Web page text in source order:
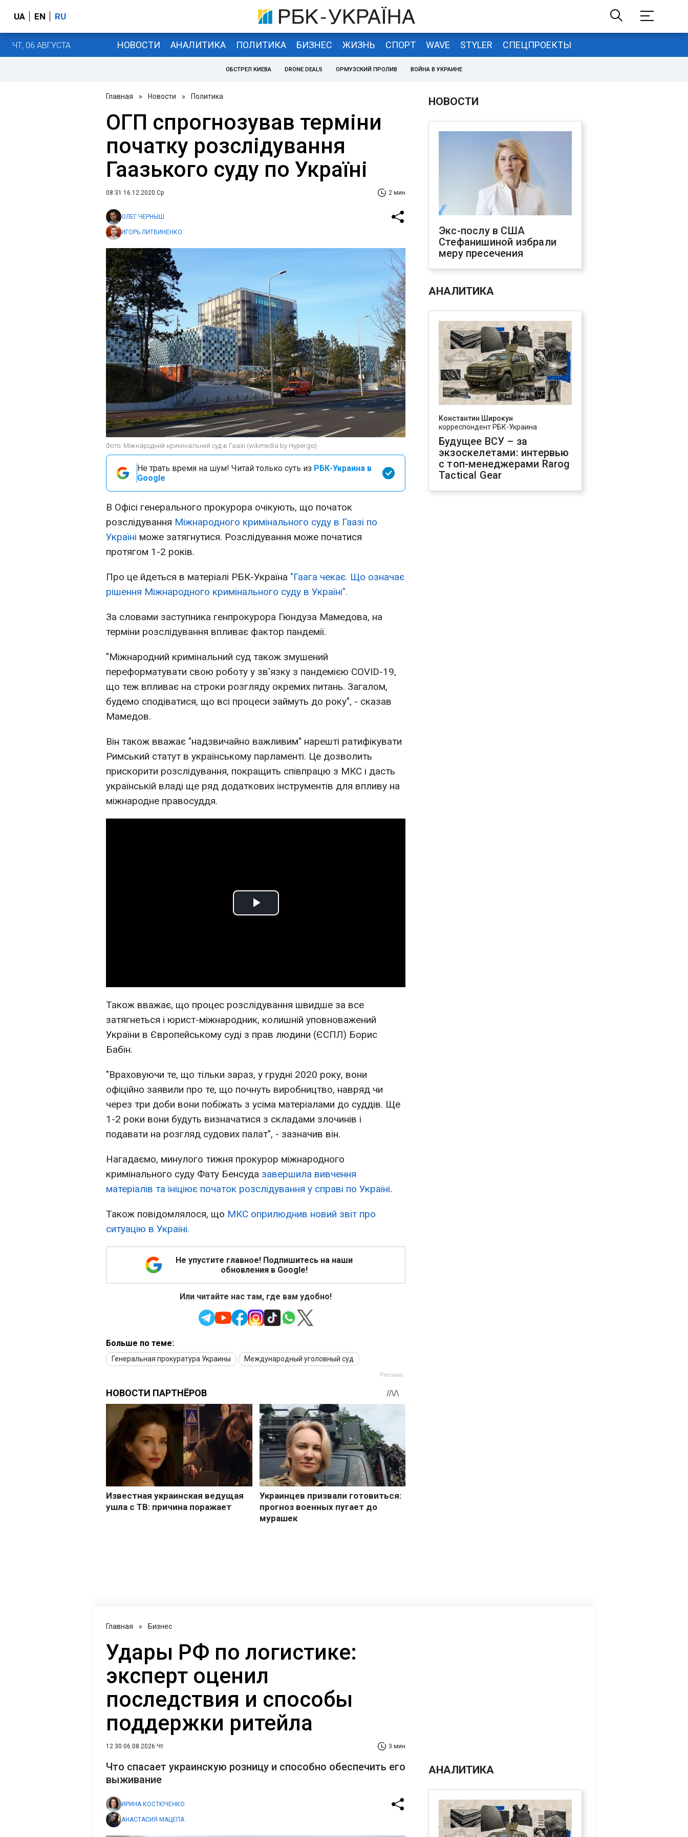
UA EN RU
ЧТ, 06 АВГУСТА НОВОСТИ АНАЛИТИКА ПОЛИТИКА БИЗНЕС ЖИЗНЬ СПОРТ WAVE STYLER СПЕЦПРОЕКТЫ
ОБСТРЕЛ КИЕВА DRONE DEALS ОРМУЗСКИЙ ПРОЛИВ ВОЙНА В УКРАИНЕ
Главная » Новости » Политика
ОГП спрогнозував терміни
початку розслідування
Гаазького суду по Україні
08:31 16.12.2020 Ср 2 мин
ОЛЕГ ЧЕРНЫШ
ИГОРЬ ЛИТВИНЕНКО
Фото: Міжнародний кримінальний суд в Гаазі (wikimedia by Hypergio)
Не трать время на шум! Читай только суть из РБК-Украина в
Google
В Офісі генерального прокурора очікують, що початок
розслідування Міжнародного кримінального суду в Гаазі по
Україні може затягнутися. Розслідування може початися
протягом 1-2 років.
Про це йдеться в матеріалі РБК-Україна "Гаага чекає. Що означає
рішення Міжнародного кримінального суду в Україні".
За словами заступника генпрокурора Гюндуза Мамедова, на
терміни розслідування впливає фактор пандемії.
"Міжнародний кримінальний суд також змушений
переформатувати свою роботу у зв'язку з пандемією COVID-19,
що теж впливає на строки розгляду окремих питань. Загалом,
будемо сподіватися, що всі процеси займуть до року", - сказав
Мамедов.
Він також вважає "надзвичайно важливим" нарешті ратифікувати
Римський статут в українському парламенті. Це дозволить
прискорити розслідування, покращить співпрацю з МКС і дасть
українській владі ще ряд додаткових інструментів для впливу на
міжнародне правосуддя.
Play
Також вважає, що процес розслідування швидше за все
затягнеться і юрист-міжнародник, колишній уповноважений
України в Європейському суді з прав людини (ЄСПЛ) Борис
Бабін.
"Враховуючи те, що тільки зараз, у грудні 2020 року, вони
офіційно заявили про те, що почнуть виробництво, навряд чи
через три доби вони побіжать з усіма матеріалами до суддів. Ще
1-2 роки вони будуть визначатися з складами злочинів і
подавати на розгляд судових палат", - зазначив він.
Нагадаємо, минулого тижня прокурор міжнародного
кримінального суду Фату Бенсуда завершила вивчення
матеріалів та ініціює початок розслідування у справі по Україні.
Також повідомлялося, що МКС оприлюднив новий звіт про
ситуацію в Україні.
Не упустите главное! Подпишитесь на наши
обновления в Google!
Или читайте нас там, где вам удобно!
Больше по теме:
Генеральная прокуратура Украины Международный уголовный суд
НОВОСТИ
Экс-послу в США
Стефанишиной избрали
меру пресечения
АНАЛИТИКА
Константин Широкун
корреспондент РБК-Украина
Будущее ВСУ – за
экзоскелетами: интервью
с топ-менеджерами Rarog
Tactical Gear
Главная » Бизнес
Удары РФ по логистике:
эксперт оценил
последствия и способы
поддержки ритейла
12:30 06.08.2026 Чт 3 мин
Что спасает украинскую розницу и способно обеспечить его
выживание
ИРИНА КОСТЮЧЕНКО
АНАСТАСИЯ МАЦЕПА
АНАЛИТИКА